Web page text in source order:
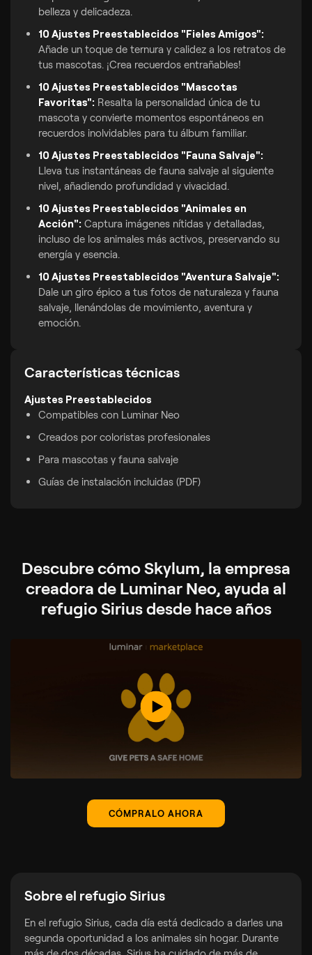
belleza y delicadeza.
10 Ajustes Preestablecidos "Fieles Amigos":
Añade un toque de ternura y calidez a los retratos de
tus mascotas. ¡Crea recuerdos entrañables!
10 Ajustes Preestablecidos "Mascotas
Favoritas": Resalta la personalidad única de tu
mascota y convierte momentos espontáneos en
recuerdos inolvidables para tu álbum familiar.
10 Ajustes Preestablecidos "Fauna Salvaje":
Lleva tus instantáneas de fauna salvaje al siguiente
nivel, añadiendo profundidad y vivacidad.
10 Ajustes Preestablecidos "Animales en
Acción": Captura imágenes nítidas y detalladas,
incluso de los animales más activos, preservando su
energía y esencia.
10 Ajustes Preestablecidos "Aventura Salvaje":
Dale un giro épico a tus fotos de naturaleza y fauna
salvaje, llenándolas de movimiento, aventura y
emoción.
Características técnicas
Ajustes Preestablecidos
Compatibles con Luminar Neo
Creados por coloristas profesionales
Para mascotas y fauna salvaje
Guías de instalación incluidas (PDF)
Descubre cómo Skylum, la empresa
creadora de Luminar Neo, ayuda al
refugio Sirius desde hace años
CÓMPRALO AHORA
Sobre el refugio Sirius
En el refugio Sirius, cada día está dedicado a darles una
segunda oportunidad a los animales sin hogar. Durante